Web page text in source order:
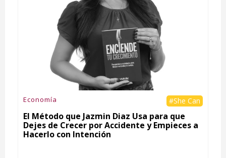
Economía #She Can
El Método que Jazmin Diaz Usa para que
Dejes de Crecer por Accidente y Empieces a
Hacerlo con Intención